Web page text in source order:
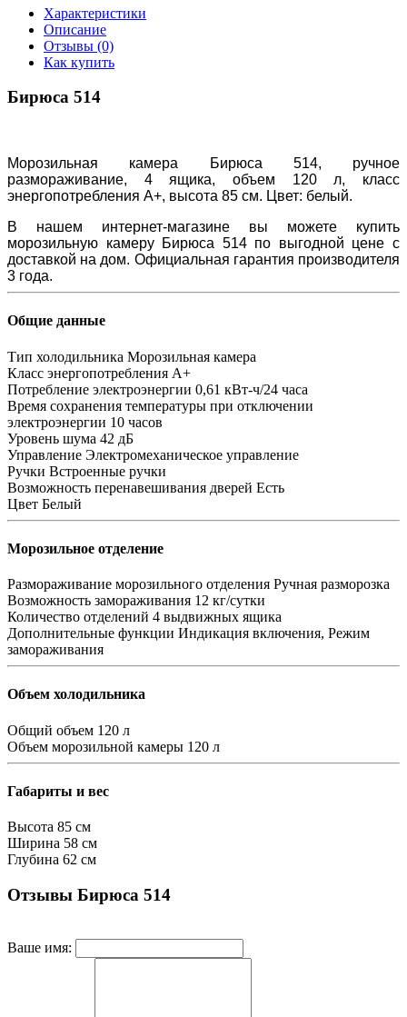
Характеристики
Описание
Отзывы (0)
Как купить
Бирюса 514
Морозильная камера Бирюса 514, ручное
размораживание, 4 ящика, объем 120 л, класс
энергопотребления A+, высота 85 см. Цвет: белый.
В нашем интернет-магазине вы можете купить
морозильную камеру Бирюса 514 по выгодной цене с
доставкой на дом. Официальная гарантия производителя
3 года.
Общие данные
Тип холодильника Морозильная камера
Класс энергопотребления A+
Потребление электроэнергии 0,61 кВт-ч/24 часа
Время сохранения температуры при отключении
электроэнергии 10 часов
Уровень шума 42 дБ
Управление Электромеханическое управление
Ручки Встроенные ручки
Возможность перенавешивания дверей Есть
Цвет Белый
Морозильное отделение
Размораживание морозильного отделения Ручная разморозка
Возможность замораживания 12 кг/сутки
Количество отделений 4 выдвижных ящика
Дополнительные функции Индикация включения, Режим
замораживания
Объем холодильника
Общий объем 120 л
Объем морозильной камеры 120 л
Габариты и вес
Высота 85 см
Ширина 58 см
Глубина 62 см
Отзывы Бирюса 514
Ваше имя: